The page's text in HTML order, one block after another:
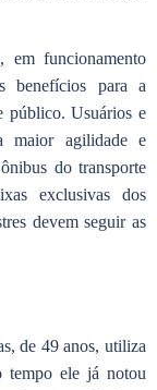
em funcionamento
benefícios para a
público. Usuários e
maior agilidade e
do transporte
exclusivas dos
devem seguir as
de 49 anos, utiliza
tempo ele já notou